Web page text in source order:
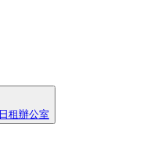
日租辦公室